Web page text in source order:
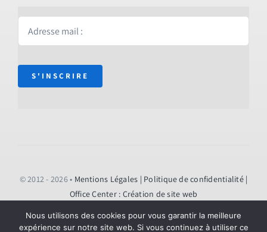
S'INSCRIRE
© 2012 - 2026 • Mentions Légales | Politique de confidentialité |
Office Center : Création de site web
Nous utilisons des cookies pour vous garantir la meilleure
expérience sur notre site web. Si vous continuez à utiliser ce